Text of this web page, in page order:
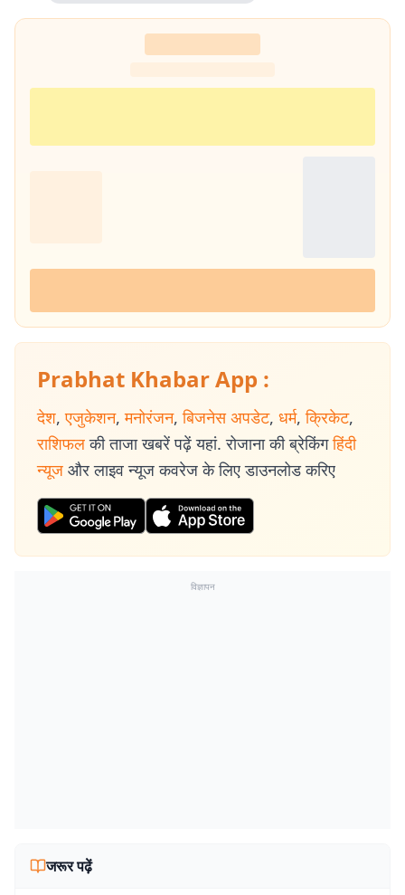
Prabhat Khabar App :
देश, एजुकेशन, मनोरंजन, बिजनेस अपडेट, धर्म, क्रिकेट,
राशिफल की ताजा खबरें पढ़ें यहां. रोजाना की ब्रेकिंग हिंदी
न्यूज और लाइव न्यूज कवरेज के लिए डाउनलोड करिए
विज्ञापन
जरूर पढ़ें